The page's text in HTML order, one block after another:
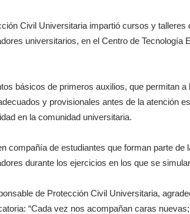
Civil Universitaria impartió cursos y talleres
universitarios, en el Centro de Tecnología
básicos de primeros auxilios, que permitan a
y provisionales antes de la atención
en la comunidad universitaria.
compañía de estudiantes que forman parte de
durante los ejercicios en los que se
de Protección Civil Universitaria,
“Cada vez nos acompañan caras